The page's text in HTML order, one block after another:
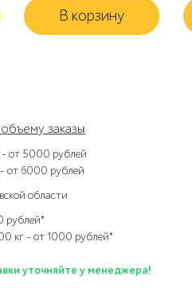
В корзину
заказы
– от 5000 рублей
от 6000 рублей
области
рублей*
кг – от 1000 рублей*
уточняйте у менеджера!